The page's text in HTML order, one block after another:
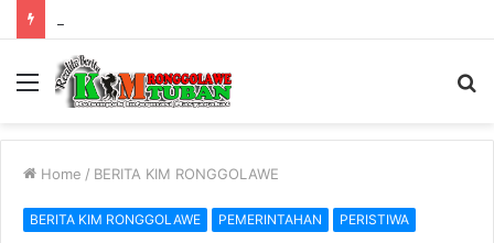
Menu
Home / BERITA KIM RONGGOLAWE
BERITA KIM RONGGOLAWE PEMERINTAHAN PERISTIWA